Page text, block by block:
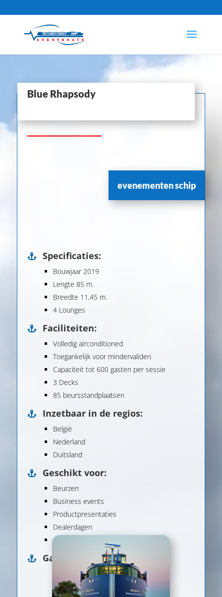
Blue Rhapsdy
Blue Rhapsody
evenementen schip
Specificaties:
Bouwjaar 2019
Lengte 85 m.
Breedte 11,45 m.
4 Lounges
Faciliteiten:
Volledig airconditioned
Toegankelijk voor mindervaliden
Capaciteit tot 600 gasten per sessie
3 Decks
85 beursstandplaatsen
Inzetbaar in de regios:
België
Nederland
Duitsland
Geschikt voor:
Beurzen
Business events
Productpresentaties
Dealerdagen
Congressen
Gallery: